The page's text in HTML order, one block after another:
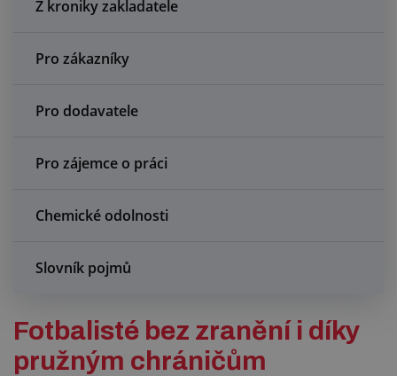
Z kroniky zakladatele
Pro zákazníky
Pro dodavatele
Pro zájemce o práci
Chemické odolnosti
Slovník pojmů
Fotbalisté bez zranění i díky
pružným chráničům